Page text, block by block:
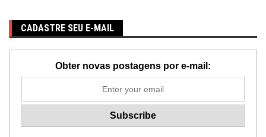
CADASTRE SEU E-MAIL
Obter novas postagens por e-mail: